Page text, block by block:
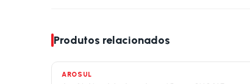
Produtos relacionados
AROSUL